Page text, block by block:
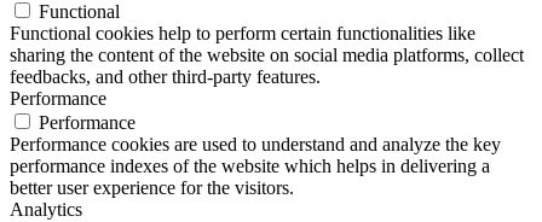
Functional
Functional cookies help to perform certain functionalities like
sharing the content of the website on social media platforms, collect
feedbacks, and other third-party features.
Performance
Performance
Performance cookies are used to understand and analyze the key
performance indexes of the website which helps in delivering a
better user experience for the visitors.
Analytics